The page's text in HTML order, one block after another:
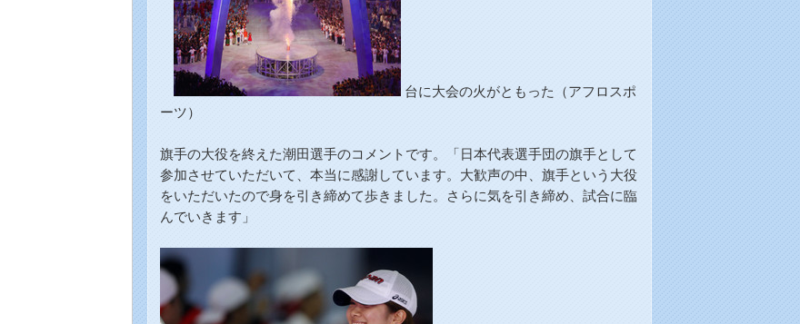
台に大会の火がともった（アフロスポ
ーツ）
旗手の大役を終えた潮田選手のコメントです。「日本代表選手団の旗手として
参加させていただいて、本当に感謝しています。大歓声の中、旗手という大役
をいただいたので身を引き締めて歩きました。さらに気を引き締め、試合に臨
んでいきます」